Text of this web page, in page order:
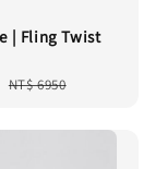
| Fling Twist
Regular
NT$ 6950